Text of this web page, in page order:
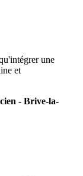
une
et
- Brive-la-